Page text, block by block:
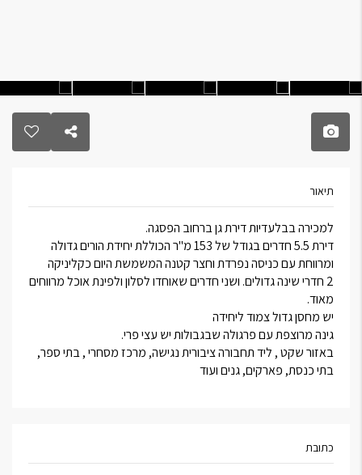
תיאור
למכירה בבלעדיות דירת גן ברחוב הפסגה.
דירת 5.5 חדרים בגודל של 153 מ"ר הכוללת יחידת הורים גדולה
ומרווחת עם כניסה נפרדת וחצר קטנה המשמשת היום כקליניקה
2 חדרי שינה גדולים. ושני חדרים שאוחדו לסלון ולפינת אוכל מרווחים
מאוד.
יש מחסן גדול צמוד ליחידה
גינה מרוצפת עם פרגולה שבגבולות יש עצי פרי.
באזור שקט , ליד תחבורה ציבורית נגישה, מרכז מסחרי , בתי ספר,
בתי כנסת, פארקים, גנים ועוד
כתובת